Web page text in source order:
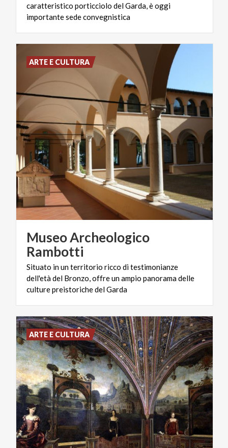
caratteristico porticciolo del Garda, è oggi
importante sede convegnistica
Museo Archeologico
Rambotti
Situato in un territorio ricco di testimonianze
dell'età del Bronzo, offre un ampio panorama delle
culture preistoriche del Garda
ARTE E CULTURA
ARTE E CULTURA